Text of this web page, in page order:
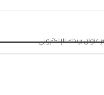
عنوان بريدك الإلكتروني.